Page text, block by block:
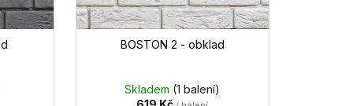
BOSTON 2 - obklad
Skladem (1 balení)